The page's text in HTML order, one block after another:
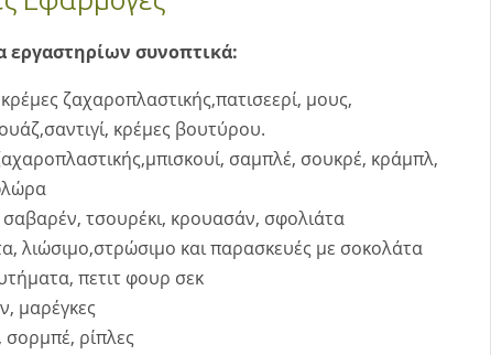
εργαστηρίων συνoπτικά:
ζαχαροπλαστικής,πατισεερί, μους,
κρέμες βουτύρου.
σαμπλέ, σουκρέ, κράμπλ,
τσουρέκι, κρουασάν, σφολιάτα
λιώσιμο,στρώσιμο και παρασκευές με σοκολάτα
πετιτ φουρ σεκ
μαρέγκες
ρίπλες